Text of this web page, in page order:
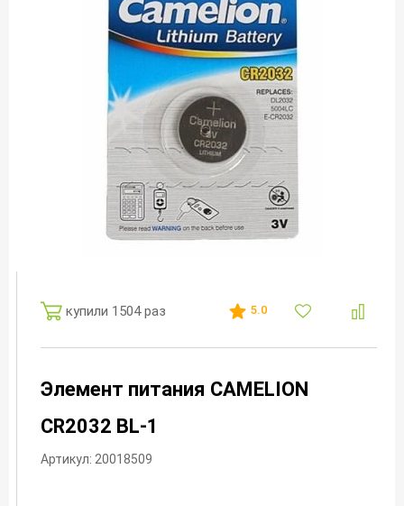
купили 1504 раз 5.0
Элемент питания CAMELION
CR2032 BL-1
Артикул: 20018509